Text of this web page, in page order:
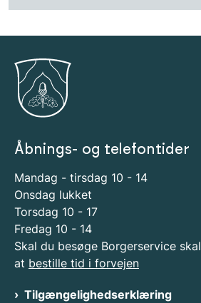
Åbnings- og telefontider
Mandag - tirsdag 10 - 14
Onsdag lukket
Torsdag 10 - 17
Fredag 10 - 14
Skal du besøge Borgerservice
at bestille tid i forvejen
Tilgængelighedserklæring